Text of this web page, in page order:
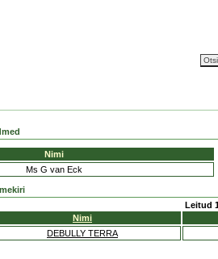
Nimi
Ms G van Eck
Leitud
Nimi
DEBULLY TERRA